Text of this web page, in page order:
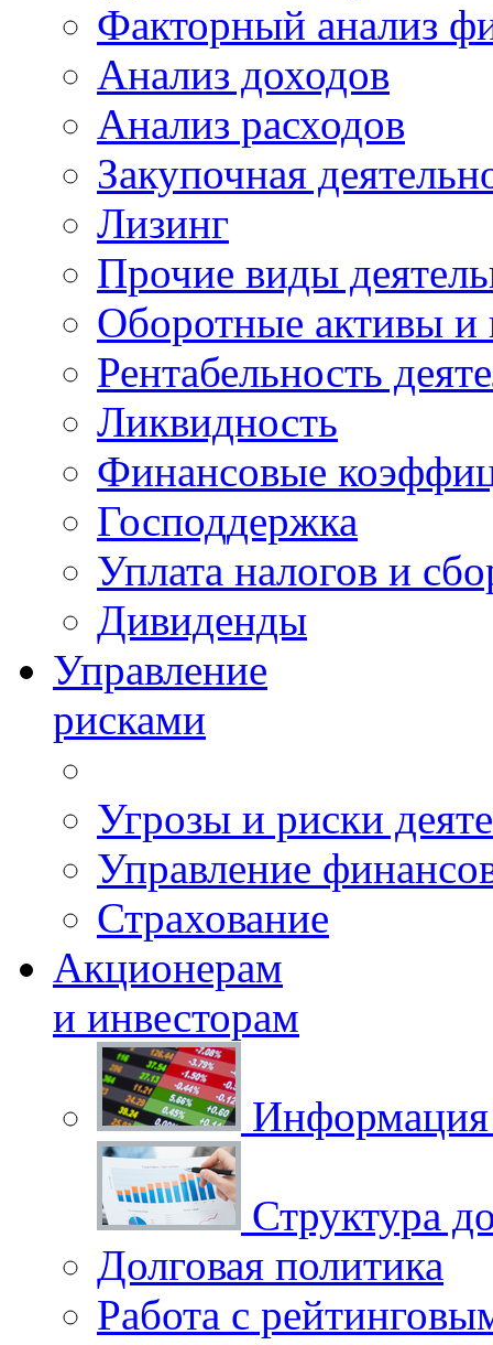
Факторный анализ
Анализ доходов
Анализ расходов
Закупочная
Лизинг
Прочие виды
Оборотные активы и
Рентабельность
Ликвидность
Финансовые
Господдержка
Уплата налогов и
Дивиденды
Управление
рисками
Угрозы и риски
Управление
Страхование
Акционерам
и инвесторам
Структура
Долговая политика
Работа с